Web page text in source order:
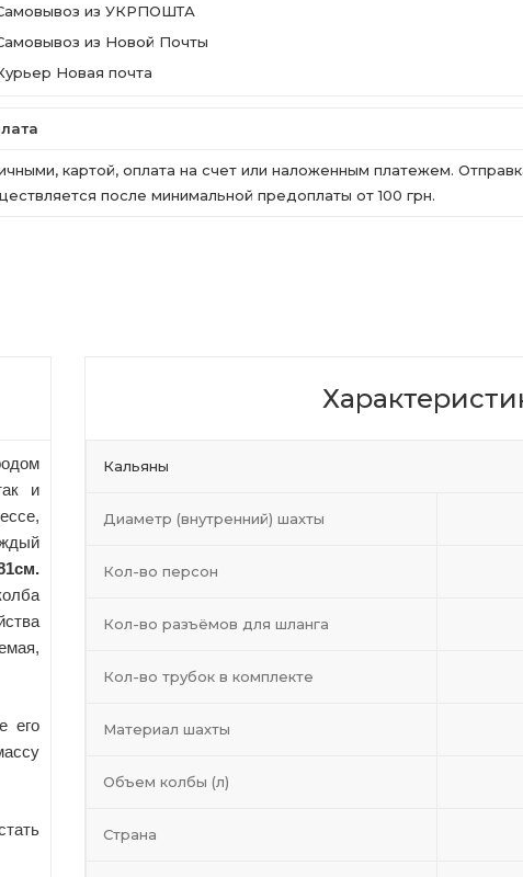
из УКРПОШТА
из Новой Почты
Новая почта
картой, оплата на счет или наложенным платежем.
после минимальной предоплаты от 100 грн.
и
его
Кальяны
Диаметр (внутренний) шахты
Кол-во персон
Кол-во разъёмов для шланга
Кол-во трубок в комплекте
Материал шахты
Объем колбы (л)
Страна